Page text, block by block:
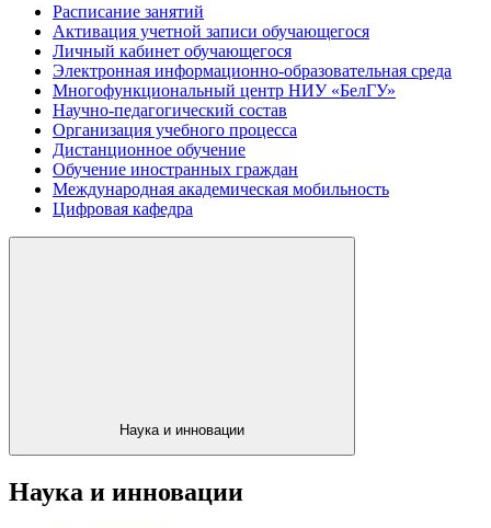
Расписание занятий
Активация учетной записи обучающегося
Личный кабинет обучающегося
Электронная информационно-образовательная среда
Многофункциональный центр НИУ «БелГУ»
Научно-педагогический состав
Организация учебного процесса
Дистанционное обучение
Обучение иностранных граждан
Международная академическая мобильность
Цифровая кафедра
Наука и инновации
Наука и инновации